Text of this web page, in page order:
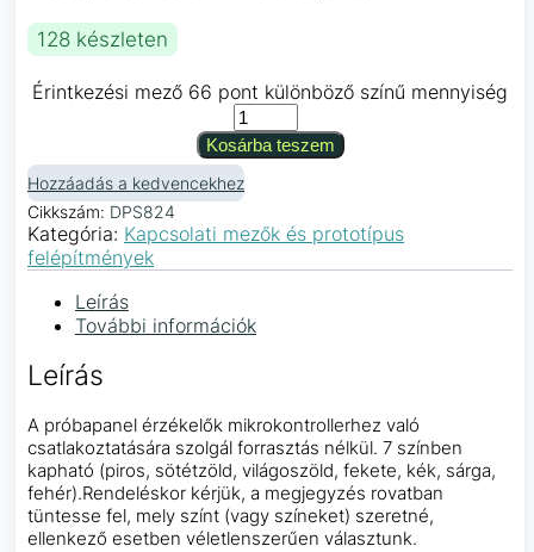
128 készleten
Érintkezési mező 66 pont különböző színű mennyiség
Kosárba teszem
Hozzáadás a kedvencekhez
Cikkszám: DPS824
Kategória: Kapcsolati mezők és prototípus
felépítmények
Leírás
További információk
Leírás
A próbapanel érzékelők mikrokontrollerhez való
csatlakoztatására szolgál forrasztás nélkül. 7 színben
kapható (piros, sötétzöld, világoszöld, fekete, kék, sárga,
fehér).Rendeléskor kérjük, a megjegyzés rovatban
tüntesse fel, mely színt (vagy színeket) szeretné,
ellenkező esetben véletlenszerűen választunk.